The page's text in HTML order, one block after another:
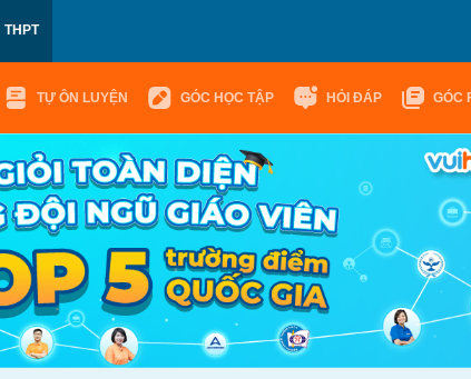
THPT
TỰ ÔN LUYỆN GÓC HỌC TẬP HỎI ĐÁP GÓC